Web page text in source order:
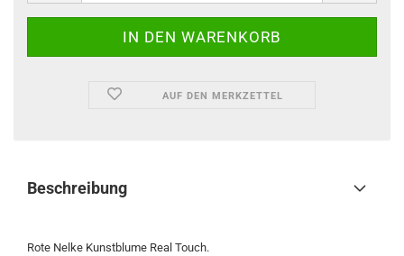
AUF DEN MERKZETTEL
Beschreibung
Rote Nelke Kunstblume Real Touch.